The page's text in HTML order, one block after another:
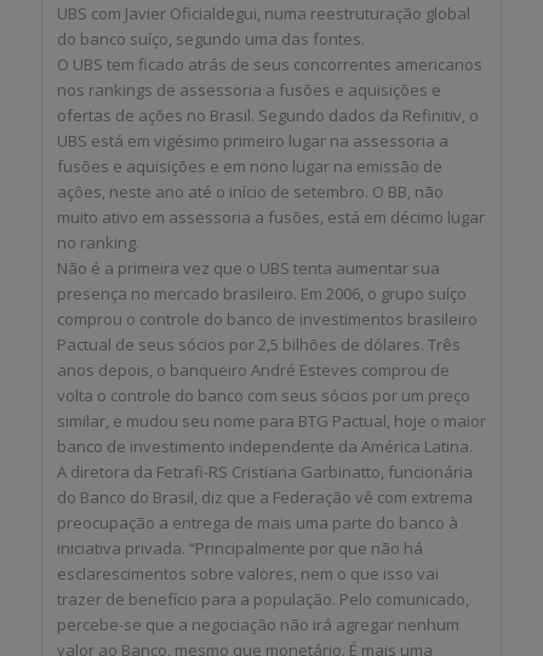
UBS com Javier Oficialdegui, numa reestruturação global
do banco suíço, segundo uma das fontes.
O UBS tem ficado atrás de seus concorrentes americanos
nos rankings de assessoria a fusões e aquisições e
ofertas de ações no Brasil. Segundo dados da Refinitiv, o
UBS está em vigésimo primeiro lugar na assessoria a
fusões e aquisições e em nono lugar na emissão de
ações, neste ano até o início de setembro. O BB, não
muito ativo em assessoria a fusões, está em décimo lugar
no ranking.
Não é a primeira vez que o UBS tenta aumentar sua
presença no mercado brasileiro. Em 2006, o grupo suíço
comprou o controle do banco de investimentos brasileiro
Pactual de seus sócios por 2,5 bilhões de dólares. Três
anos depois, o banqueiro André Esteves comprou de
volta o controle do banco com seus sócios por um preço
similar, e mudou seu nome para BTG Pactual, hoje o maior
banco de investimento independente da América Latina.
A diretora da Fetrafi-RS Cristiana Garbinatto, funcionária
do Banco do Brasil, diz que a Federação vê com extrema
preocupação a entrega de mais uma parte do banco à
iniciativa privada. “Principalmente por que não há
esclarescimentos sobre valores, nem o que isso vai
trazer de benefício para a população. Pelo comunicado,
percebe-se que a negociação não irá agregar nenhum
valor ao Banco, mesmo que monetário. É mais uma